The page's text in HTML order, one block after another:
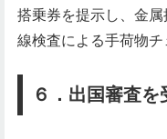
搭乗券を提示し、金
線検査による手荷物チ
６．出国審査を